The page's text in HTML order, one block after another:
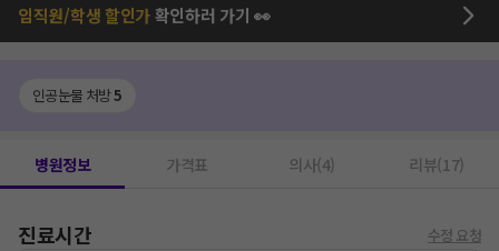
임직원/학생 할인가확인하러 가기 👀
인공눈물 처방5
병원정보 가격표 의사(4) 리뷰(17)
진료시간 수정 요청